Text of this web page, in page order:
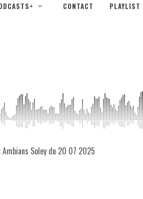
CONTACT PLAYLIST
Soley du 20 07 2025